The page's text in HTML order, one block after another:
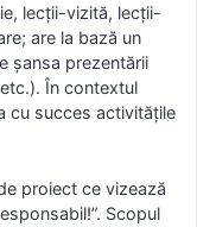
lecţii-vizită, lecţii-
are la bază un
şansa prezentării
În contextul
cu succes activitățile
proiect ce vizează
Scopul